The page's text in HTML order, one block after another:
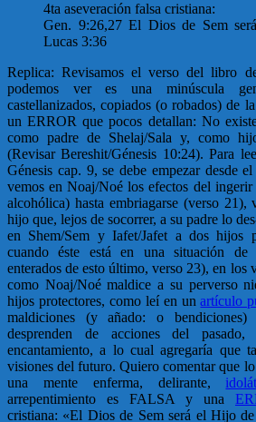
4ta aseveración falsa cristiana:
Gen. 9:26,27 El Dios de Sem
Lucas 3:36
Replica: Revisamos el verso del libro
podemos ver es una minúscula
castellanizados, copiados (o robados) de
un ERROR que pocos detallan: No
como padre de Shelaj/Sala y, como
(Revisar Bereshit/Génesis 10:24). Para
Génesis cap. 9, se debe empezar desde
vemos en Noaj/Noé los efectos del
alcohólica) hasta embriagarse (verso 21),
hijo que, lejos de socorrer, a su padre lo
en Shem/Sem y Iafet/Jafet a dos hijos
cuando éste está en una situación de
enterados de esto último, verso 23), en los
como Noaj/Noé maldice a su perverso
hijos protectores, como leí en unartículo
maldiciones (y añado: o bendiciones)
desprenden de acciones del
encantamiento, a lo cual agregaría que
visiones del futuro. Quiero comentar que
una mente enferma, delirante,
arrepentimiento es FALSA y una
cristiana: «El Dios de Sem será el Hijo